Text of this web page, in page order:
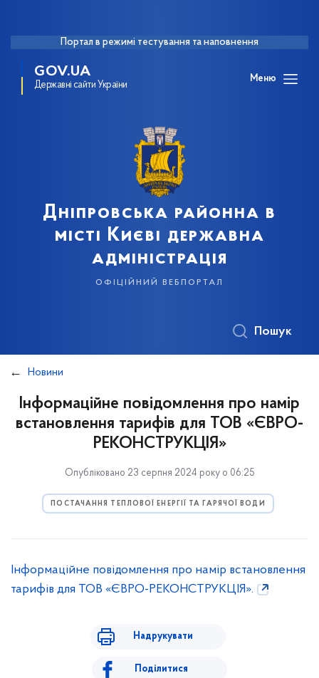
Портал в режимі тестування та наповнення
GOV.UA
Державні сайти України
Меню
Дніпровська районна в
місті Києві державна
адміністрація
офіційний вебпортал
Пошук
Новини
Інформаційне повідомлення про намір
встановлення тарифів для ТОВ «ЄВРО-
РЕКОНСТРУКЦІЯ»
Опубліковано 23 серпня 2024 року о 06:25
ПОСТАЧАННЯ ТЕПЛОВОЇ ЕНЕРГІЇ ТА ГАРЯЧОЇ ВОДИ
Інформаційне повідомлення про намір встановлення
тарифів для ТОВ «ЄВРО-РЕКОНСТРУКЦІЯ».
Надрукувати
Поділитися